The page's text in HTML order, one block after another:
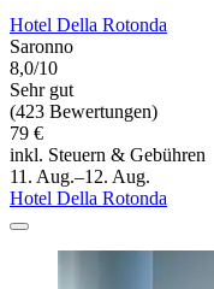
Hotel Della Rotonda
Saronno
8,0/10
Sehr gut
(423 Bewertungen)
79 €
inkl. Steuern & Gebühren
11. Aug.–12. Aug.
Hotel Della Rotonda